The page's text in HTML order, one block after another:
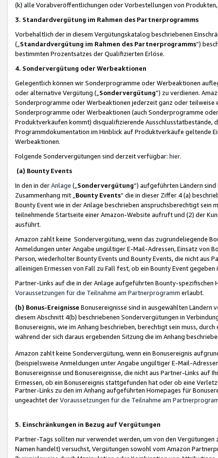
(k) alle Vorabveröffentlichungen oder Vorbestellungen von
3. Standardvergütung im Rahmen des Partnerprogramms
Vorbehaltlich der in diesem Vergütungskatalog beschriebenen
(„ Standardvergütung im Rahmen des Partnerprogramms“)
bestimmten Prozentsatzes der Qualifizierten Erlöse.
4. Sondervergütung oder Werbeaktionen
Gelegentlich können wir Sonderprogramme oder Werbeaktionen
oder alternative Vergütung („ Sondervergütung”) zu verdienen.
Sonderprogramme oder Werbeaktionen jederzeit ganz oder
Sonderprogramme oder Werbeaktionen (auch Sonderprogramme
Produktverkäufen kommt) disqualifizierende Ausschlusstatbestände,
Programmdokumentation im Hinblick auf Produktverkäufe geltende
Werbeaktionen.
Folgende Sondervergütungen sind derzeit verfügbar: hier.
(a) Bounty Events
In den in derAnlage („ Sondervergütung“) aufgeführten Ländern
Zusammenhang mit „ Bounty Events“ die in dieser Ziffer 4 (a)
Bounty Event wie in der Anlage beschrieben anspruchsberechtigt sein
teilnehmende Startseite einer Amazon-Website aufruft und (2) der
ausführt.
Amazon zahlt keine Sondervergütung, wenn das zugrundeliegende
Anmeldungen unter Angabe ungültiger E-Mail-Adressen, Einsatz von
Person, wiederholter Bounty Events und Bounty Events, die nicht
alleinigen Ermessen von Fall zu Fall fest, ob ein Bounty Event
Partner-Links auf die in der Anlage aufgeführten Bounty-spezifischen
Voraussetzungen für die Teilnahme am Partnerprogramm erlaubt.
(b) Bonus-Ereignisse Bonusereignisse sind in ausgewählten Ländern
diesem Abschnitt 4(b) beschriebenen Sondervergütungen in
Bonusereignis, wie im Anhang beschrieben, berechtigt sein muss,
während der sich daraus ergebenden Sitzung die im Anhang
Amazon zahlt keine Sondervergütung, wenn ein Bonusereignis
(beispielsweise Anmeldungen unter Angabe ungültiger E-Mail-
Bonusereignisse und Bonusereignisse, die nicht aus Partner-Links auf
Ermessen, ob ein Bonusereignis stattgefunden hat oder ob eine
Partner-Links zu den im Anhang aufgeführten Homepages für
ungeachtet derVoraussetzungen für die Teilnahme am
5. Einschränkungen in Bezug auf Vergütungen
Partner-Tags sollten nur verwendet werden, um von den
Namen handelt) versuchst, Vergütungen sowohl vom Amazon